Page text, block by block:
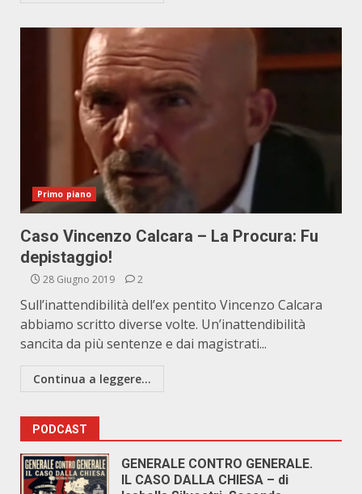
Primo piano
Caso Vincenzo Calcara – La Procura: Fu
depistaggio!
28 Giugno 2019 2
Sull’inattendibilità dell’ex pentito Vincenzo Calcara
abbiamo scritto diverse volte. Un’inattendibilità
sancita da più sentenze e dai magistrati...
Continua a leggere...
PODCAST
GENERALE CONTRO GENERALE.
IL CASO DALLA CHIESA – di